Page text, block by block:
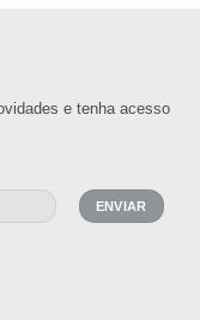
e tenha acesso